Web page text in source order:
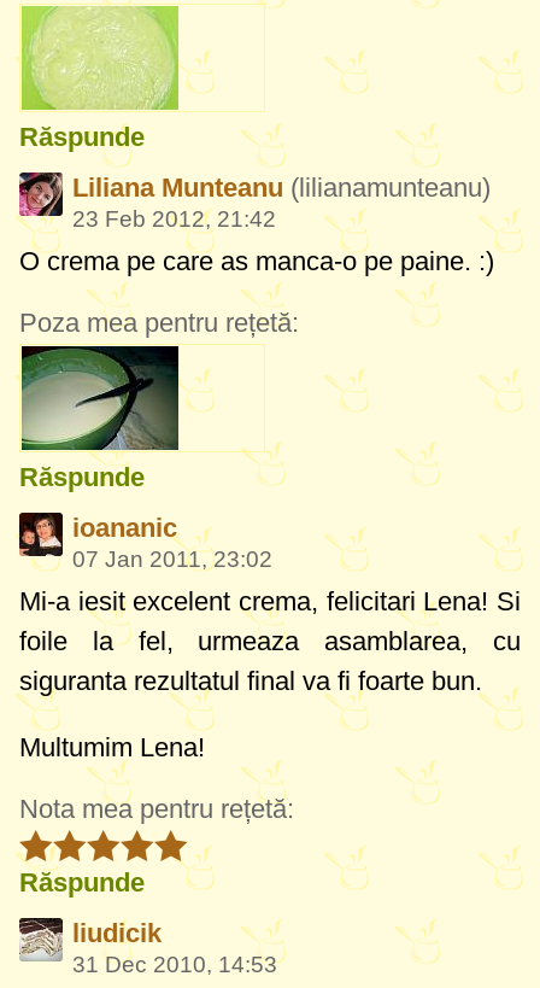
Răspunde
Liliana Munteanu (lilianamunteanu)
23 Feb 2012, 21:42
O crema pe care as manca-o pe paine. :)
Poza mea pentru rețetă:
Răspunde
ioananic
07 Jan 2011, 23:02
Mi-a iesit excelent crema, felicitari Lena! Si
foile la fel, urmeaza asamblarea, cu
siguranta rezultatul final va fi foarte bun.
Multumim Lena!
Nota mea pentru rețetă:
Răspunde
liudicik
31 Dec 2010, 14:53